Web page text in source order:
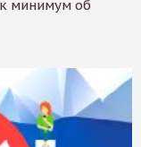
минимум об